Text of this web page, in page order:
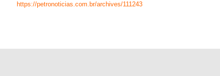
https://petronoticias.com.br/archives/111243